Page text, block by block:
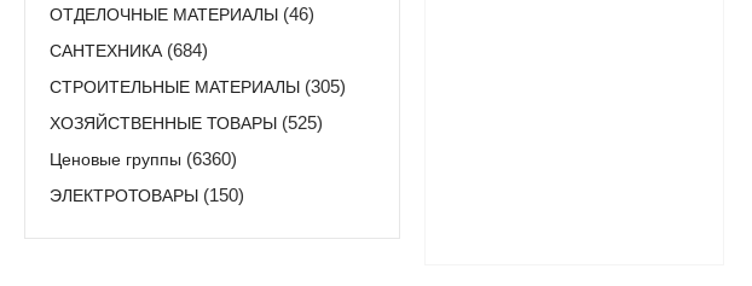
ОТДЕЛОЧНЫЕ МАТЕРИАЛЫ (46)
САНТЕХНИКА (684)
СТРОИТЕЛЬНЫЕ МАТЕРИАЛЫ (305)
ХОЗЯЙСТВЕННЫЕ ТОВАРЫ (525)
Ценовые группы (6360)
ЭЛЕКТРОТОВАРЫ (150)